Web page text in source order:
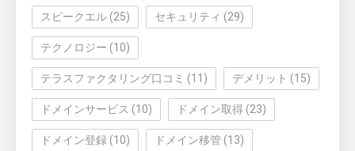
スピークエル (25) セキュリティ (29)
テクノロジー (10)
テラスファクタリング口コミ (11) デメリット (15)
ドメインサービス (10) ドメイン取得 (23)
ドメイン登録 (10) ドメイン移管 (13)